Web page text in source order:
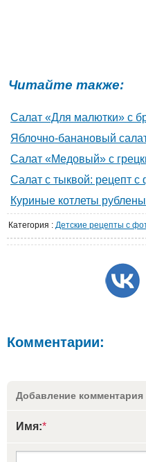
Читайте также:
Салат «Для малютки» с
Яблочно-банановый
Салат «Медовый» с
Салат с тыквой: рецепт с
Куриные котлеты
Категория : Детские рецепты с
Комментарии:
Добавление комментария
Имя:*